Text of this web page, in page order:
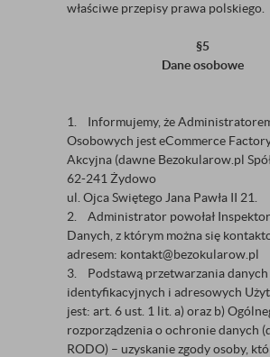
właściwe przepisy prawa polskiego.
§5
Dane osobowe
1. Informujemy, że
Osobowych jest eCommerce Factory
Akcyjna (dawne Bezokularow.pl
62-241 Żydowo
ul. Ojca Swiętego Jana Pawła II 21.
2. Administrator powołał
Danych, z którym można się
adresem: kontakt@bezokularow.pl
3. Podstawą przetwarzania danych
identyfikacyjnych i adresowych
jest: art. 6 ust. 1 lit. a) oraz b)
rozporządzenia o ochronie danych
RODO) – uzyskanie zgody osoby,